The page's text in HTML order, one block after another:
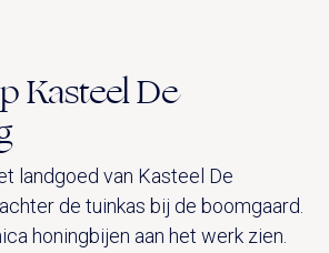
Kasteel De
landgoed van Kasteel De
de tuinkas bij de boomgaard.
honingbijen aan het werk zien.